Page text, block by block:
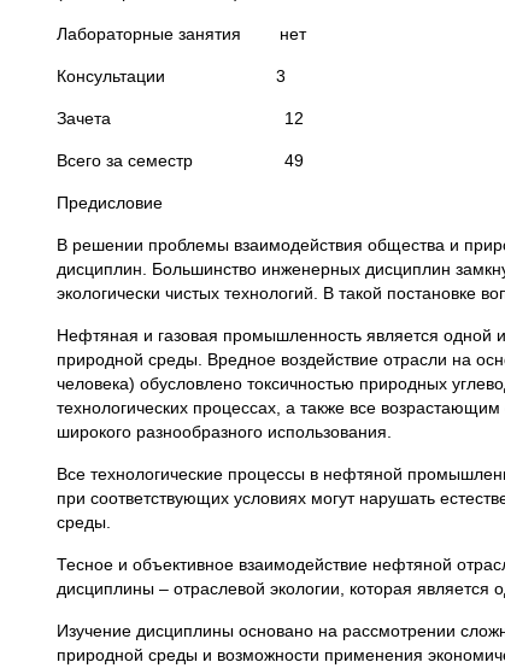
Лабораторные занятия нет
Консультации 3
Зачета 12
Всего за семестр 49
Предисловие
В решении проблемы взаимодействия общества и
дисциплин. Большинство инженерных дисциплин
экологически чистых технологий. В такой постановке
Нефтяная и газовая промышленность является одной
природной среды. Вредное воздействие отрасли на
человека) обусловлено токсичностью природных
технологических процессах, а также все
широкого разнообразного использования.
Все технологические процессы в нефтяной
при соответствующих условиях могут нарушать
среды.
Тесное и объективное взаимодействие нефтяной
дисциплины – отраслевой экологии, которая является
Изучение дисциплины основано на рассмотрении
природной среды и возможности применения